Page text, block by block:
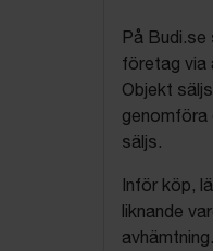
På Budi.se
företag via
Objekt
genomföra
säljs.
Inför köp,
liknande